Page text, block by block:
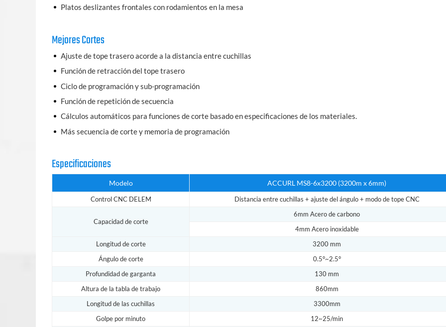
Platos deslizantes frontales con rodamientos en la mesa
Mejores Cortes
Ajuste de tope trasero acorde a la distancia entre cuchillas
Función de retracción del tope trasero
Ciclo de programación y sub-programación
Función de repetición de secuencia
Cálculos automáticos para funciones de corte basado en especificaciones de los materiales.
Más secuencia de corte y memoria de programación
Especificaciones
Modelo ACCURL MS8-6x3200 (3200m x 6mm)
Control CNC DELEM Distancia entre cuchillas + ajuste del ángulo + modo de tope CNC
Capacidad de corte
6mm Acero de carbono
4mm Acero inoxidable
Longitud de corte
3200 mm
Ángulo de corte
0.5°~2.5°
Profundidad de garganta
130 mm
Altura de la tabla de trabajo
860mm
Longitud de las cuchillas
3300mm
Golpe por minuto
12~25/min